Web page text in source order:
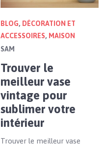
BLOG, DÉCORATION ET
ACCESSOIRES, MAISON
SAM
Trouver le
meilleur vase
vintage pour
sublimer votre
intérieur
Trouver le meilleur vase